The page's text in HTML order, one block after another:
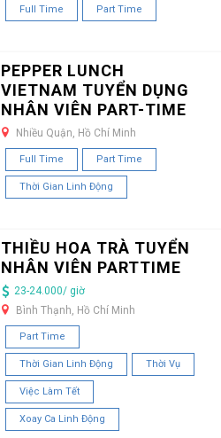
Full Time Part Time
PEPPER LUNCH
VIETNAM TUYỂN DỤNG
NHÂN VIÊN PART-TIME
Nhiều Quận, Hồ Chí Minh
Full Time Part Time
Thời Gian Linh Động
THIỀU HOA TRÀ TUYỂN
NHÂN VIÊN PARTTIME
23-24.000/ giờ
Bình Thạnh, Hồ Chí Minh
Part Time
Thời Gian Linh Động Thời Vụ
Việc Làm Tết
Xoay Ca Linh Động